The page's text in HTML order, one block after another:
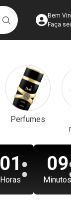
BUSCAR
Bem
Faça
Perfumes
Horas
01
Minutos
09